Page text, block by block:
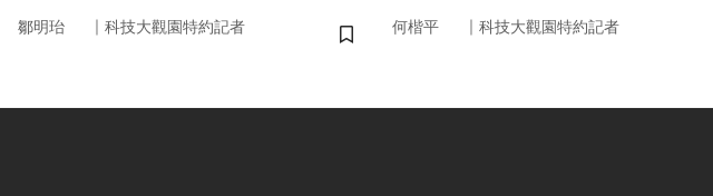
鄒明珆 ｜ 科技大觀園特約記者
儲存書籤
何楷平 ｜ 科技大觀園特約記者